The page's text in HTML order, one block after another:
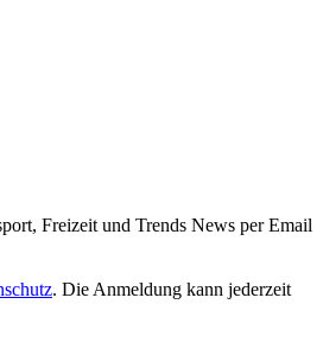
Freizeit und Trends News per Email
. Die Anmeldung kann jederzeit